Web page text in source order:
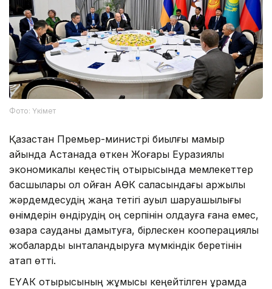
Фото: Үкімет
Қазақстан Премьер-министрі биылғы мамыр
айында Астанада өткен Жоғары Еуразиялық
экономикалық кеңестің отырысында мемлекеттер
басшылары қол қойған АӨК саласындағы қаржылық
жәрдемдесудің жаңа тетігі ауыл шаруашылығы
өнімдерін өндірудің оң серпінін қолдауға ғана емес,
өзара сауданы дамытуға, бірлескен кооперациялық
жобаларды ынталандыруға мүмкіндік беретінін
атап өтті.
ЕҮАК отырысының жұмысы кеңейтілген құрамда